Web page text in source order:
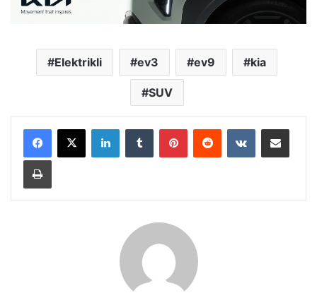
Elektrikli ev3 ev9 kia
SUV
LinkedInTumblr PinterestReddit VKontakteE-Posta ile paylaş
Yazdır